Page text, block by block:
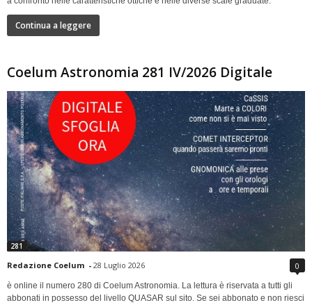
Continua a leggere
Coelum Astronomia 281 IV/2026 Digitale
281
Redazione Coelum - 28 Luglio 2026 0
è online il numero 280 di Coelum Astronomia. La lettura è riservata a tutti gli
abbonati in possesso del livello QUASAR sul sito. Se sei abbonato e non riesci